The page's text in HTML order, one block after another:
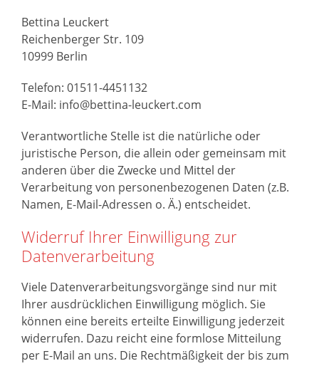
Bettina Leuckert
Reichenberger Str. 109
10999 Berlin
Telefon: 01511-4451132
E-Mail: info@bettina-leuckert.com
Verantwortliche Stelle ist die natürliche oder
juristische Person, die allein oder gemeinsam mit
anderen über die Zwecke und Mittel der
Verarbeitung von personenbezogenen Daten (z.B.
Namen, E-Mail-Adressen o. Ä.) entscheidet.
Widerruf Ihrer Einwilligung zur
Datenverarbeitung
Viele Datenverarbeitungsvorgänge sind nur mit
Ihrer ausdrücklichen Einwilligung möglich. Sie
können eine bereits erteilte Einwilligung jederzeit
widerrufen. Dazu reicht eine formlose Mitteilung
per E-Mail an uns. Die Rechtmäßigkeit der bis zum